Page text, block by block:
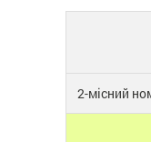
2-місний